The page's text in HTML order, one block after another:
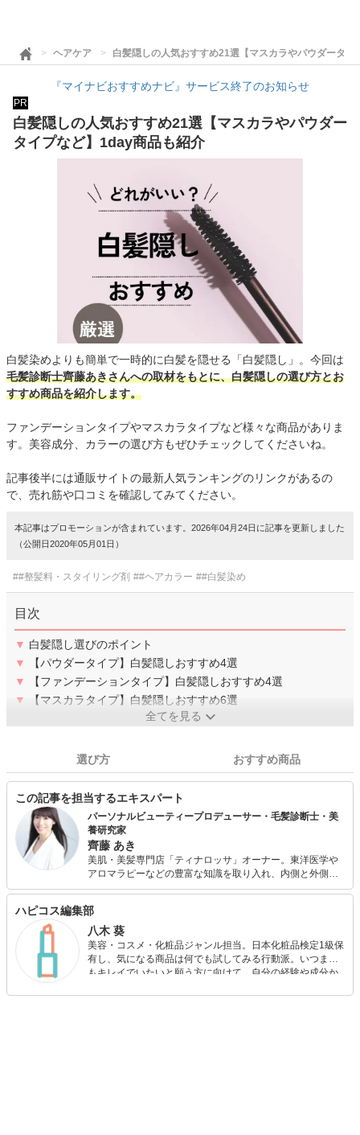
ヘアケア 白髪隠しの人気おすすめ21選【マスカラやパウダータ
『マイナビおすすめナビ』サービス終了のお知らせ
PR
白髪隠しの人気おすすめ21選【マスカラやパウダー
タイプなど】1day商品も紹介
白髪染めよりも簡単で一時的に白髪を隠せる「白髪隠し」。今回は
毛髪診断士齊藤あきさんへの取材をもとに、白髪隠しの選び方とお
すすめ商品を紹介します。
ファンデーションタイプやマスカラタイプなど様々な商品がありま
す。美容成分、カラーの選び方もぜひチェックしてくださいね。
記事後半には通販サイトの最新人気ランキングのリンクがあるの
で、売れ筋や口コミを確認してみてください。
本記事はプロモーションが含まれています。2026年04月24日に記事を更新しました
（公開日2020年05月01日）
##整髪料・スタイリング剤 ##ヘアカラー ##白髪染め
目次
▼ 白髪隠し選びのポイント
▼
【パウダータイプ】白髪隠しおすすめ4選
▼
【ファンデーションタイプ】白髪隠しおすすめ4選
▼
【マスカラタイプ】白髪隠しおすすめ6選
全てを見る
選び方 おすすめ商品
この記事を担当するエキスパート
パーソナルビューティープロデューサー・毛髪診断士・美
養研究家
齊藤 あき
美肌・美髪専門店「ティナロッサ」オーナー。東洋医学や
アロマラピーなどの豊富な知識を取り入れ、内側と外側か
ら美肌・美髪を育む「内外美養」を提唱。 一人一人に合わ
も綺麗になれる「美肌・美髪のスペシャリスト」として活
躍中。サロンワークの他、TVや雑誌の出演、講師など活躍
の場を広げている。 美容師・毛髪診断士、望診法指導士、
アロマセラピストなど資格多数。
ハピコス編集部
八木 葵
美容・コスメ・化粧品ジャンル担当。日本化粧品検定1級保
有し、気になる商品は何でも試してみる行動派。いつまで
もキレイでいたいと願う方に向けて、自分の経験や成分か